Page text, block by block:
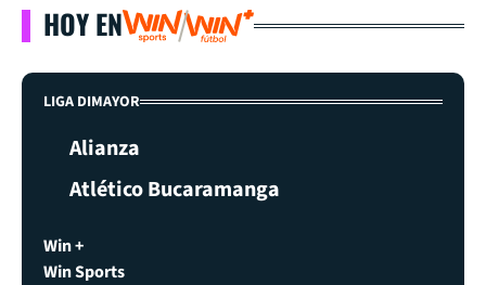
HOY EN
LIGA DIMAYOR
Alianza
Atlético Bucaramanga
Win +
Win Sports